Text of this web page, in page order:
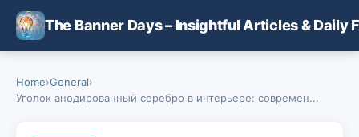
Skip to main content
The Banner Days – Insightful Articles & Daily
Home›General›
Уголок анодированный серебро в интерьере: современ...